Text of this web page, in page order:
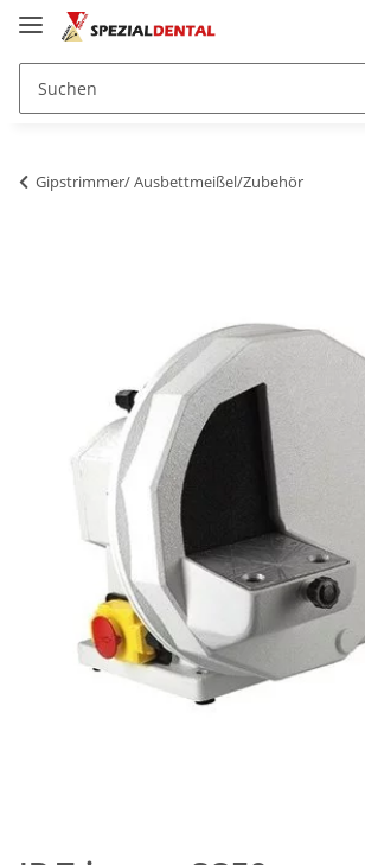
Gipstrimmer/ Ausbettmeißel/Zubehör